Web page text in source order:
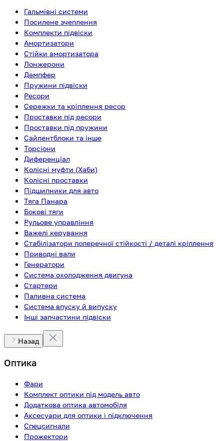
Гальмівні системи
Посилене зчеплення
Комплекти підвіски
Амортизатори
Стійки амортизатора
Лонжерони
Демпфер
Пружини підвіски
Ресори
Сережки та кріплення ресор
Проставки під ресори
Проставки під пружини
Сайлентблоки та інше
Торсіони
Диференціал
Колісні муфти (Хаби)
Колісні проставки
Підшипники для авто
Тяга Панара
Бокові тяги
Рульове управління
Важелі керування
Стабілізатори поперечної стійкості / деталі кріплення
Приводні вали
Генератори
Система охолодження двигуна
Стартери
Паливна система
Система впуску й випуску
Інші запчастини підвіски
Назад
Оптика
Фари
Комплект оптики під модель авто
Додаткова оптика автомобіля
Аксесуари для оптики і підключення
Спецсигнали
Прожектори